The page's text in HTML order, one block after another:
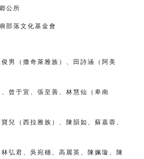
所
文化基金會
俊男（撒奇萊雅族）、田詩涵（阿美
、曾于宣、張至善、林慧仙（卑南
寶兒（西拉雅族）、陳韻如、蘇嘉蓉、
林弘君、吳宛穗、高麗英、陳姵璇、陳